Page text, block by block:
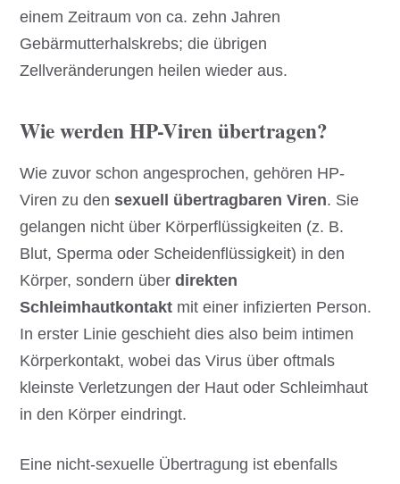
einem Zeitraum von ca. zehn Jahren
Gebärmutterhalskrebs; die übrigen
Zellveränderungen heilen wieder aus.
Wie werden HP-Viren übertragen?
Wie zuvor schon angesprochen, gehören HP-
Viren zu densexuell übertragbaren Viren. Sie
gelangen nicht über Körperflüssigkeiten (z. B.
Blut, Sperma oder Scheidenflüssigkeit) in den
Körper, sondern überdirekten
Schleimhautkontakt mit einer infizierten Person.
In erster Linie geschieht dies also beim intimen
Körperkontakt, wobei das Virus über oftmals
kleinste Verletzungen der Haut oder Schleimhaut
in den Körper eindringt.
Eine nicht-sexuelle Übertragung ist ebenfalls